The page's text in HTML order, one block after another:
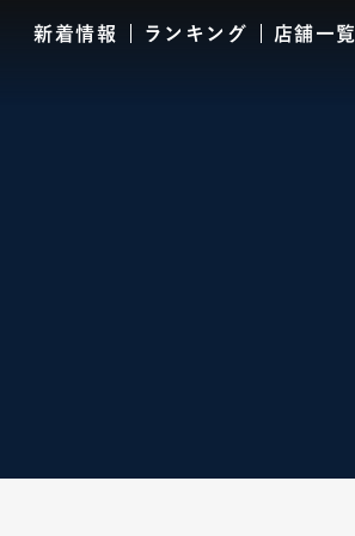
新着情報 ランキング 店舗一覧